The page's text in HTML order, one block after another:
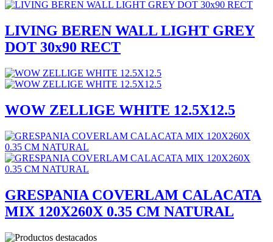
LIVING BEREN WALL LIGHT GREY
DOT 30x90 RECT
WOW ZELLIGE WHITE 12.5X12.5
GRESPANIA COVERLAM CALACATA
MIX 120X260X 0.35 CM NATURAL